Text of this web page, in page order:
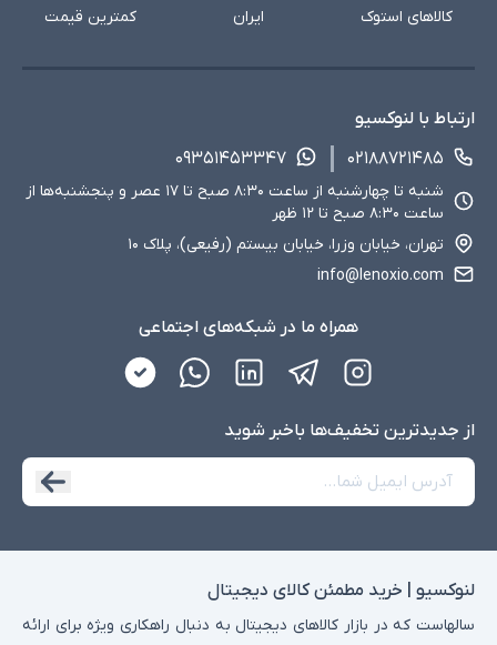
کالاهای استوک
ایران
کمترین قیمت
ارتباط با لنوکسیو
۰۲۱۸۸۷۲۱۴۸۵
۰۹۳۵۱۴۵۳۳۴۷
شنبه تا چهارشنبه از ساعت ۸:۳۰ صبح تا ۱۷ عصر و پنجشنبه‌ها از
ساعت ۸:۳۰ صبح تا ۱۲ ظهر
تهران، خیابان وزرا، خیابان بیستم (رفیعی)، پلاک ۱۰
info@lenoxio.com
همراه ما در شبکه‌های اجتماعی
از جدید‌ترین تخفیف‌ها با‌خبر شوید
لنوکسیو | خرید مطمئن کالای دیجیتال
سالهاست که در بازار کالاهای دیجیتال به دنبال راهکاری ویژه برای ارائه